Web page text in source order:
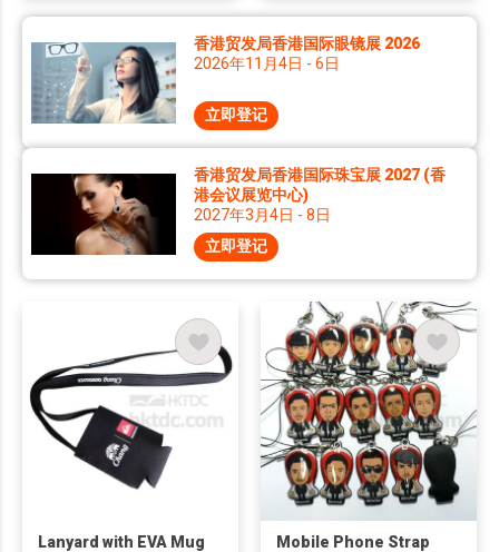
香港贸发局香港国际眼镜展 2026
2026年11月4日 - 6日
立即登记
香港贸发局香港国际珠宝展 2027 (香
港会议展览中心)
2027年3月4日 - 8日
立即登记
Lanyard with EVA Mug
Mobile Phone Strap